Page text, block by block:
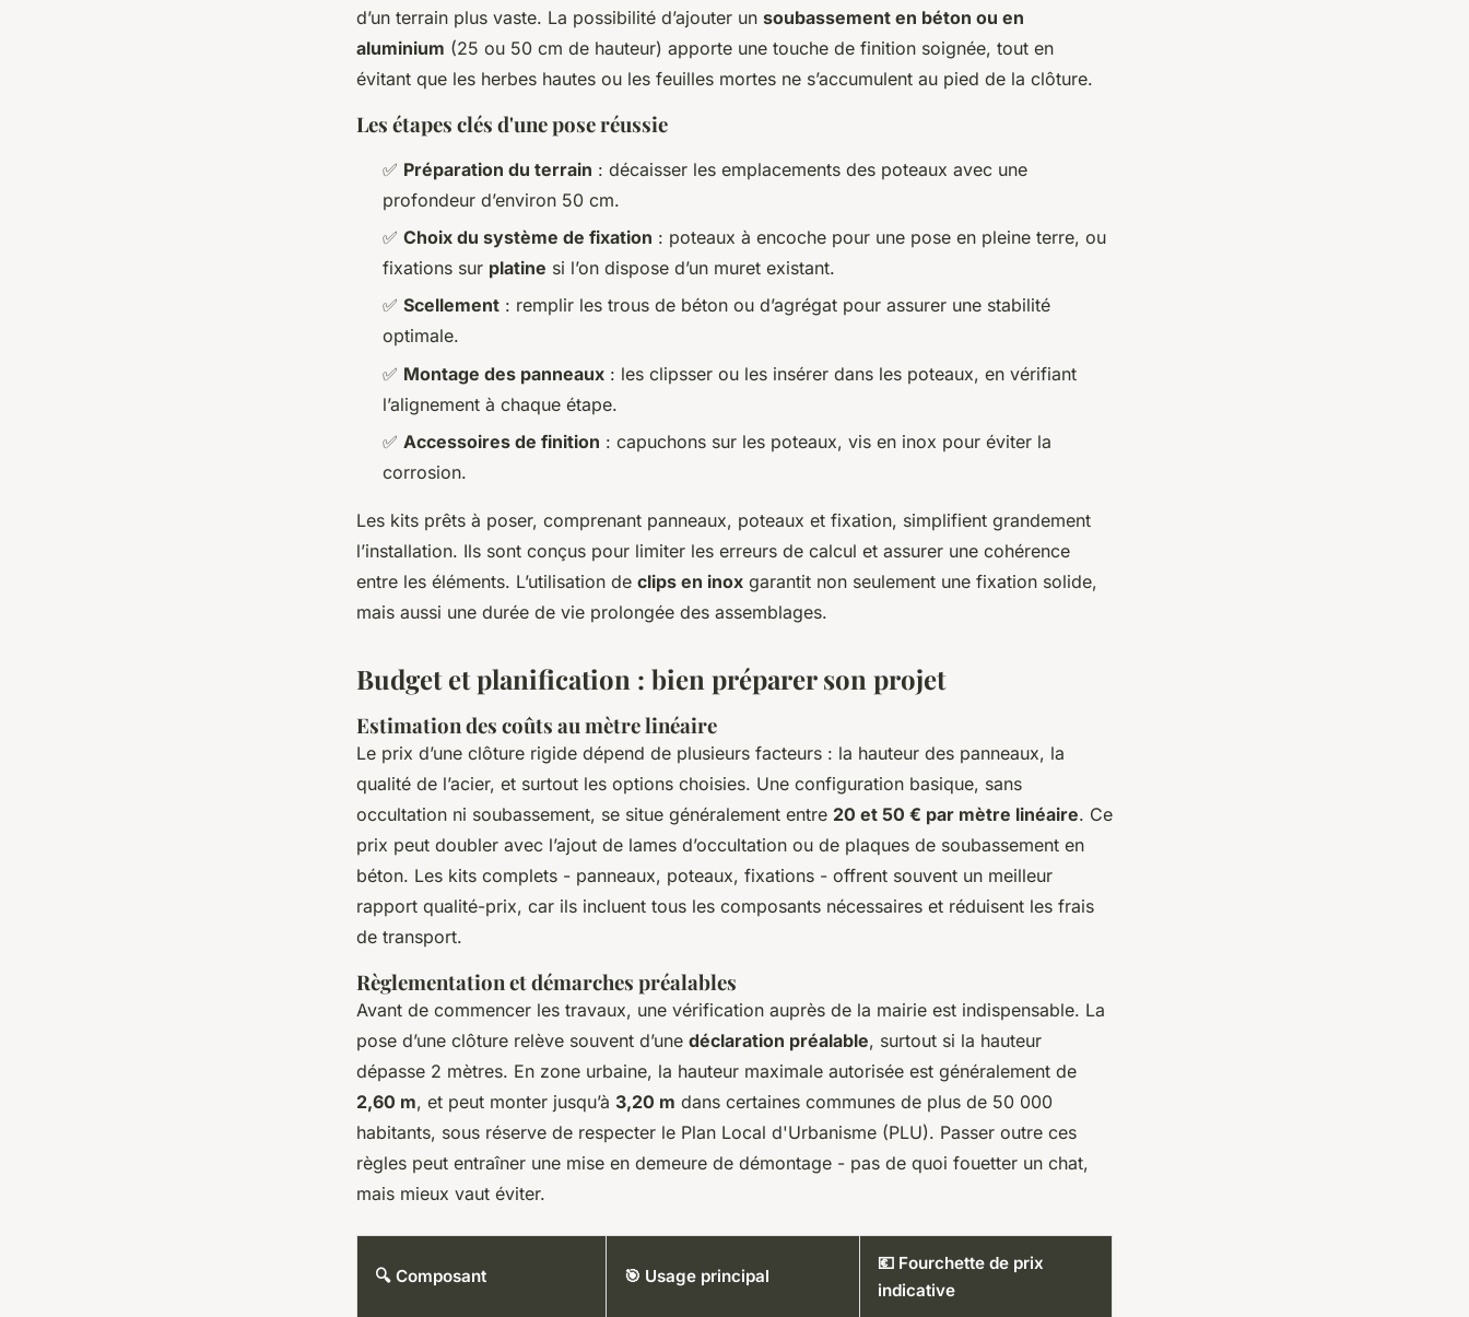
d’un terrain plus vaste. La possibilité d’ajouter un soubassement en béton ou en
aluminium (25 ou 50 cm de hauteur) apporte une touche de finition soignée, tout en
évitant que les herbes hautes ou les feuilles mortes ne s’accumulent au pied de la clôture.
Les étapes clés d'une pose réussie
✅ Préparation du terrain : décaisser les emplacements des poteaux avec une
profondeur d’environ 50 cm.
✅ Choix du système de fixation : poteaux à encoche pour une pose en pleine terre, ou
fixations sur platine si l’on dispose d’un muret existant.
✅ Scellement : remplir les trous de béton ou d’agrégat pour assurer une stabilité
optimale.
✅ Montage des panneaux : les clipsser ou les insérer dans les poteaux, en vérifiant
l’alignement à chaque étape.
✅ Accessoires de finition : capuchons sur les poteaux, vis en inox pour éviter la
corrosion.
Les kits prêts à poser, comprenant panneaux, poteaux et fixation, simplifient grandement
l’installation. Ils sont conçus pour limiter les erreurs de calcul et assurer une cohérence
entre les éléments. L’utilisation de clips en inox garantit non seulement une fixation solide,
mais aussi une durée de vie prolongée des assemblages.
Budget et planification : bien préparer son projet
Estimation des coûts au mètre linéaire
Le prix d’une clôture rigide dépend de plusieurs facteurs : la hauteur des panneaux, la
qualité de l’acier, et surtout les options choisies. Une configuration basique, sans
occultation ni soubassement, se situe généralement entre 20 et 50 € par mètre linéaire. Ce
prix peut doubler avec l’ajout de lames d’occultation ou de plaques de soubassement en
béton. Les kits complets - panneaux, poteaux, fixations - offrent souvent un meilleur
rapport qualité-prix, car ils incluent tous les composants nécessaires et réduisent les frais
de transport.
Règlementation et démarches préalables
Avant de commencer les travaux, une vérification auprès de la mairie est indispensable. La
pose d’une clôture relève souvent d’une déclaration préalable, surtout si la hauteur
dépasse 2 mètres. En zone urbaine, la hauteur maximale autorisée est généralement de
2,60 m, et peut monter jusqu’à 3,20 m dans certaines communes de plus de 50 000
habitants, sous réserve de respecter le Plan Local d'Urbanisme (PLU). Passer outre ces
règles peut entraîner une mise en demeure de démontage - pas de quoi fouetter un chat,
mais mieux vaut éviter.
🔍 Composant 🎯 Usage principal
💶 Fourchette de prix
indicative